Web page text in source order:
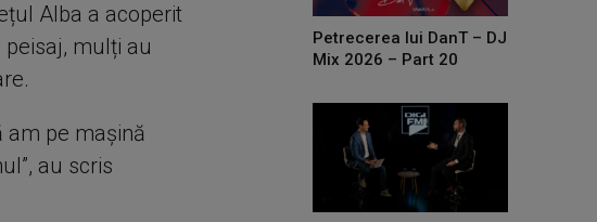
Alba a acoperit
mulți au
am pe mașină
au scris
Petrecerea lui DanT – DJ
Mix 2026 – Part 20